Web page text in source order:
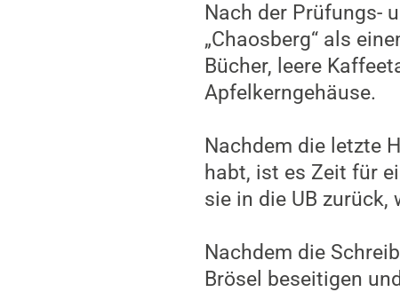
Nach der Prüfungs-
„Chaosberg“ als
Bücher, leere
Apfelkerngehäuse.
Nachdem die letzte
habt, ist es Zeit für
sie in die UB zurück,
Nachdem die
Brösel beseitigen